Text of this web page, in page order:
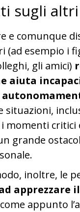
sugli altri
e comunque
(ad esempio i
gli amici)
aiuta
situazioni,
momenti critici
grande
inoltre, le
apprezzare
appunto